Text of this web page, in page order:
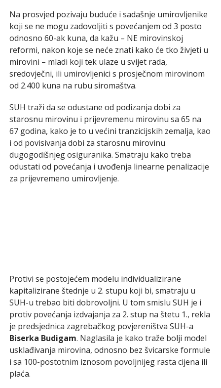
Na prosvjed pozivaju buduće i sadašnje umirovljenike
koji se ne mogu zadovoljiti s povećanjem od 3 posto
odnosno 60-ak kuna, da kažu – NE mirovinskoj
reformi, nakon koje se neće znati kako će tko živjeti u
mirovini – mladi koji tek ulaze u svijet rada,
sredovječni, ili umirovljenici s prosječnom mirovinom
od 2.400 kuna na rubu siromaštva.
SUH traži da se odustane od podizanja dobi za
starosnu mirovinu i prijevremenu mirovinu sa 65 na
67 godina, kako je to u većini tranzicijskih zemalja, kao
i od povisivanja dobi za starosnu mirovinu
dugogodišnjeg osiguranika. Smatraju kako treba
odustati od povećanja i uvođenja linearne penalizacije
za prijevremeno umirovljenje.
Protivi se postojećem modelu individualizirane
kapitalizirane štednje u 2. stupu koji bi, smatraju u
SUH-u trebao biti dobrovoljni. U tom smislu SUH je i
protiv povećanja izdvajanja za 2. stup na štetu 1., rekla
je predsjednica zagrebačkog povjereništva SUH-a
Biserka Budigam. Naglasila je kako traže bolji model
usklađivanja mirovina, odnosno bez švicarske formule
i sa 100-postotnim iznosom povoljnijeg rasta cijena ili
plaća.